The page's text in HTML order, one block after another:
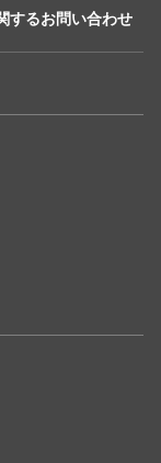
するお問い合わせ